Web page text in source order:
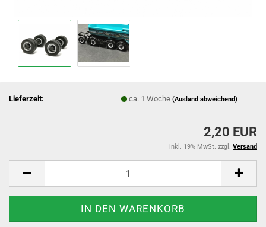
Lieferzeit: ca. 1 Woche(Ausland abweichend)
2,20 EUR
inkl. 19% MwSt. zzgl. Versand